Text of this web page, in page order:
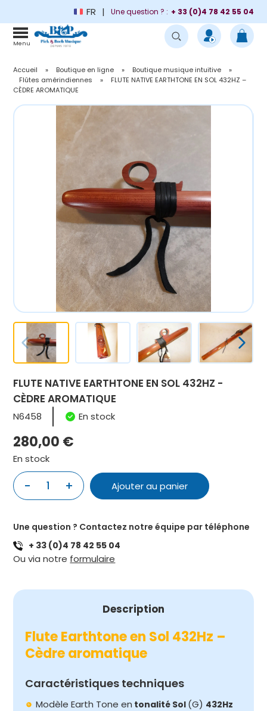
FR Une question ? : + 33 (0)4 78 42 55 04
Menu
Accueil » Boutique en ligne » Boutique musique intuitive
»
Flûtes amérindiennes
»
FLUTE NATIVE EARTHTONE EN SOL 432HZ –
CÈDRE AROMATIQUE
FLUTE NATIVE EARTHTONE EN SOL 432HZ -
CÈDRE AROMATIQUE
N6458 En stock
280,00 €
En stock
-
EARTHTONE
EN
SOL
-
+ Ajouter au panier
Une question ? Contactez notre équipe par téléphone
+ 33 (0)4 78 42 55 04
Ou via notre formulaire
Description
Flute Earthtone en Sol 432Hz –
Cèdre aromatique
Caractéristiques techniques
Modèle Earth Tone en tonalité Sol (G) 432Hz